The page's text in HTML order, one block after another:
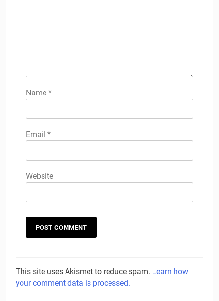
Name *
Email *
Website
This site uses Akismet to reduce spam. Learn how
your comment data is processed.